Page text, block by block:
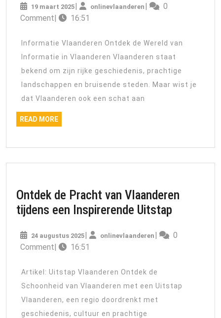
Diversiteit
van
Informatie
in
Vlaanderen
19 maart 202519
maart
onlinevlaanderen onlinevlaanderen
0
Comment
16:51
Informatie Vlaanderen Ontdek de Wereld van
Informatie in Vlaanderen Vlaanderen staat
bekend om zijn rijke geschiedenis, prachtige
landschappen en bruisende steden. Maar wist je
dat Vlaanderen ook een schat aan
READ MOREREAD
MORE
Ontdek de Pracht van Vlaanderen
tijdens een Inspirerende Uitstap
Pracht
tijdens
24 augustus 202524
augustus
onlinevlaanderen onlinevlaanderen
0
Comment
16:51
Artikel: Uitstap Vlaanderen Ontdek de
Schoonheid van Vlaanderen met een Uitstap
Vlaanderen, een regio doordrenkt met
geschiedenis, cultuur en prachtige